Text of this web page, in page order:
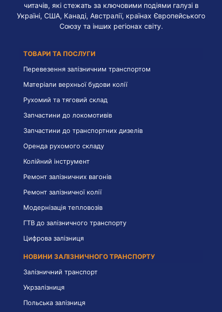
читачів, які стежать за ключовими подіями галузі в
Україні, США, Канаді, Австралії, країнах Європейського
Союзу та інших регіонах світу.
ТОВАРИ ТА ПОСЛУГИ
Перевезення залізничним транспортом
Матеріали верхньої будови колії
Рухомий та тяговий склад
Запчастини до локомотивів
Запчастини до транспортних дизелів
Оренда рухомого складу
Колійний інструмент
Ремонт залізничних вагонів
Ремонт залізничної колії
Модернізація тепловозів
ГТВ до залізничного транспорту
Цифрова залізниця
НОВИНИ ЗАЛІЗНИЧНОГО ТРАНСПОРТУ
Залізничний транспорт
Укрзалізниця
Польська залізниця